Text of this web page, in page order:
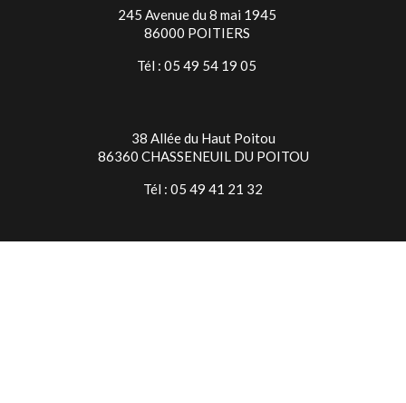
245 Avenue du 8 mai 1945
86000 POITIERS
Tél : 05 49 54 19 05
38 Allée du Haut Poitou
86360 CHASSENEUIL DU POITOU
Tél : 05 49 41 21 32